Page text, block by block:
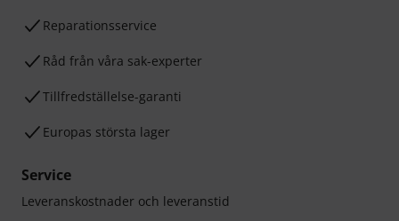
Reparationsservice
Råd från våra sak-experter
Tillfredställelse-garanti
Europas största lager
Service
Leveranskostnader och leveranstid